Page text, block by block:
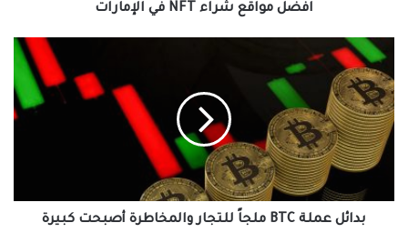
افضل مواقع شراء NFT في الإمارات
بدائل
عملة
BTC
ملجاً
للتجار
والمخاطرة
أصبحت
بدائل عملة BTC ملجاً للتجار والمخاطرة أصبحت كبيرة